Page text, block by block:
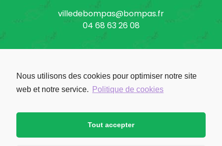
villedebompas@bompas.fr
04 68 63 26 08
Facebook: Ville de Bompas
Nous utilisons des cookies pour optimiser notre site
web et notre service.
Politique de cookies
Tout accepter